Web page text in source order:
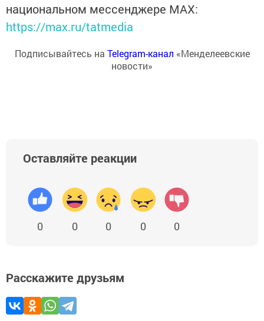
национальном мессенджере MАХ:
https://max.ru/tatmedia
Подписывайтесь на Telegram-канал «Менделеевские
новости»
Оставляйте реакции
0 0 0 0 0
Расскажите друзьям